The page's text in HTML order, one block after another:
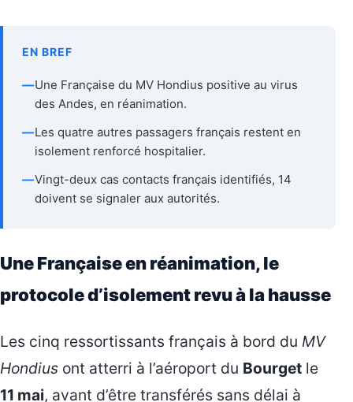
EN BREF
—Une Française du MV Hondius positive au virus
des Andes, en réanimation.
—Les quatre autres passagers français restent en
isolement renforcé hospitalier.
—Vingt-deux cas contacts français identifiés, 14
doivent se signaler aux autorités.
Une Française en réanimation, le
protocole d’isolement revu à la hausse
Les cinq ressortissants français à bord du MV
Hondius ont atterri à l’aéroport du Bourget le
11 mai, avant d’être transférés sans délai à